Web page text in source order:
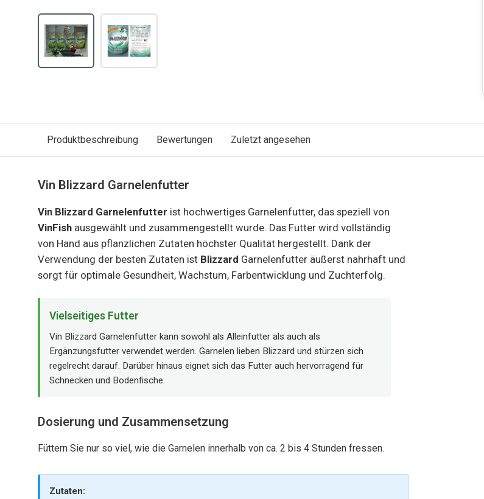
Produktbeschreibung Bewertungen Zuletzt angesehen
Vin Blizzard Garnelenfutter
Vin Blizzard Garnelenfutter ist hochwertiges Garnelenfutter, das speziell von
VinFish ausgewählt und zusammengestellt wurde. Das Futter wird vollständig
von Hand aus pflanzlichen Zutaten höchster Qualität hergestellt. Dank der
Verwendung der besten Zutaten ist Blizzard Garnelenfutter äußerst nahrhaft und
sorgt für optimale Gesundheit, Wachstum, Farbentwicklung und Zuchterfolg.
Vielseitiges Futter
Vin Blizzard Garnelenfutter kann sowohl als Alleinfutter als auch als
Ergänzungsfutter verwendet werden. Garnelen lieben Blizzard und stürzen sich
regelrecht darauf. Darüber hinaus eignet sich das Futter auch hervorragend für
Schnecken und Bodenfische.
Dosierung und Zusammensetzung
Füttern Sie nur so viel, wie die Garnelen innerhalb von ca. 2 bis 4 Stunden fressen.
Zutaten: